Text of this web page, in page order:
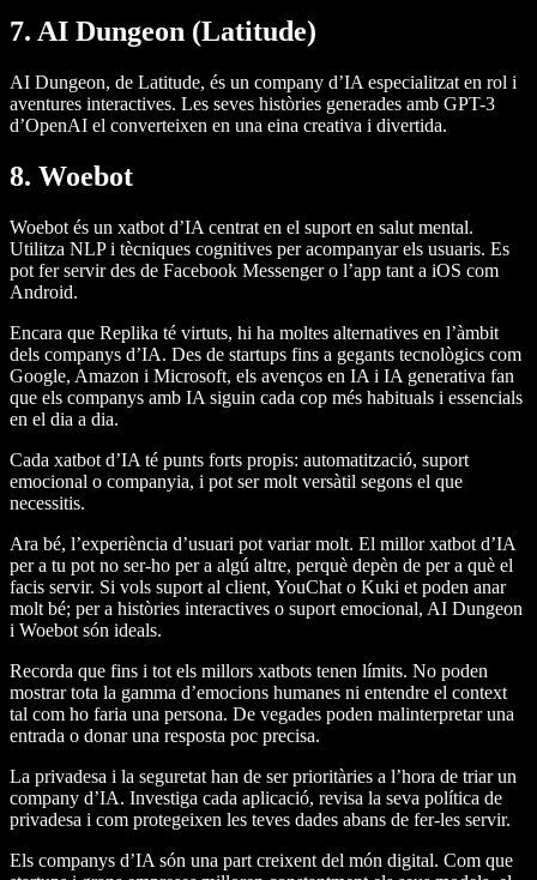
7. AI Dungeon (Latitude)
AI Dungeon, de Latitude, és un company d’IA especialitzat en rol i
aventures interactives. Les seves històries generades amb GPT-3
d’OpenAI el converteixen en una eina creativa i divertida.
8. Woebot
Woebot és un xatbot d’IA centrat en el suport en salut mental.
Utilitza NLP i tècniques cognitives per acompanyar els usuaris. Es
pot fer servir des de Facebook Messenger o l’app tant a iOS com
Android.
Encara que Replika té virtuts, hi ha moltes alternatives en l’àmbit
dels companys d’IA. Des de startups fins a gegants tecnològics com
Google, Amazon i Microsoft, els avenços en IA i IA generativa fan
que els companys amb IA siguin cada cop més habituals i essencials
en el dia a dia.
Cada xatbot d’IA té punts forts propis: automatització, suport
emocional o companyia, i pot ser molt versàtil segons el que
necessitis.
Ara bé, l’experiència d’usuari pot variar molt. El millor xatbot d’IA
per a tu pot no ser-ho per a algú altre, perquè depèn de per a què el
facis servir. Si vols suport al client, YouChat o Kuki et poden anar
molt bé; per a històries interactives o suport emocional, AI Dungeon
i Woebot són ideals.
Recorda que fins i tot els millors xatbots tenen límits. No poden
mostrar tota la gamma d’emocions humanes ni entendre el context
tal com ho faria una persona. De vegades poden malinterpretar una
entrada o donar una resposta poc precisa.
La privadesa i la seguretat han de ser prioritàries a l’hora de triar un
company d’IA. Investiga cada aplicació, revisa la seva política de
privadesa i com protegeixen les teves dades abans de fer-les servir.
Els companys d’IA són una part creixent del món digital. Com que